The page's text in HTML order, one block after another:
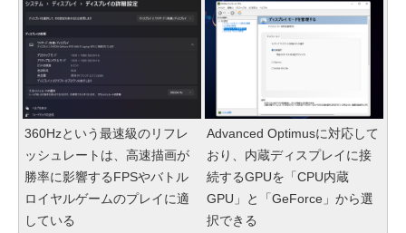
360Hzという最速級のリフレ
ッシュレートは、高速描画が
勝率に影響するFPSやバトル
ロイヤルゲームのプレイに適
している
Advanced Optimusに対応して
おり、内蔵ディスプレイに接
続するGPUを「CPU内蔵
GPU」と「GeForce」から選
択できる